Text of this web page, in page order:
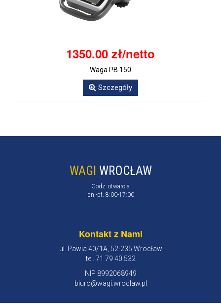
1350.00 zł/netto
Waga PB 150
Szczegóły
WAGI WROCŁAW
Godz. otwarcia
pn.-pt. 8:00-17:00
Kontakt z Nami
ul. Pawia 40/1A, 52-235 Wrocław
tel. 71 79 40 532
NIP 8992068949
biuro@wagi.wroclaw.pl